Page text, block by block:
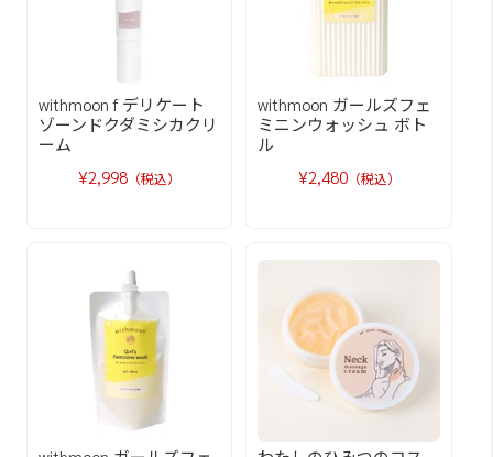
withmoon f デリケート
ゾーンドクダミシカクリ
ーム
¥2,998 （税込）
withmoon ガールズフェ
ミニンウォッシュ ボト
ル
¥2,480（税込）